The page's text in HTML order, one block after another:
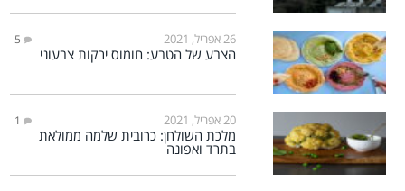
26 אפריל, 2021 5
הצבע של הטבע: חומוס ירקות צבעוני
20 אפריל, 2021 1
מלכת השולחן: כרובית שלמה ממולאת
בתרד ואפונה